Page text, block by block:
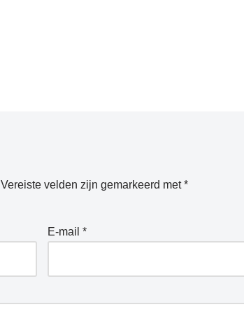
Vereiste velden zijn gemarkeerd met*
E-mail*